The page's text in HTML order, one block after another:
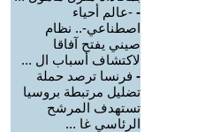
- -عالم أحياء
اصطناعي-.. نظام
صيني يفتح آفاقا
لاكتشاف أسباب ال ...
- فرنسا ترصد حملة
تضليل مرتبطة بروسيا
تستهدف المرشح
الرئاسي غا ...